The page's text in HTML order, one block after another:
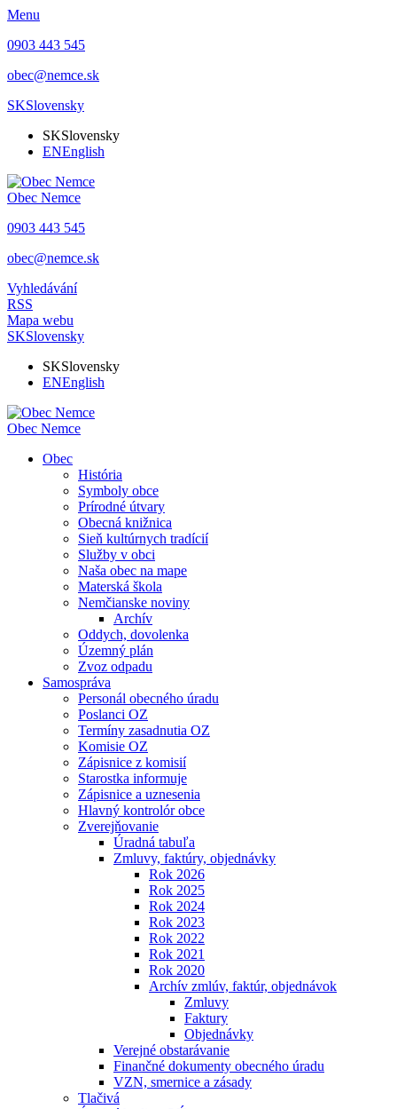
Menu
0903 443 545
obec@nemce.sk
SKSlovensky
SKSlovensky
ENEnglish
Obec Nemce
0903 443 545
obec@nemce.sk
Vyhledávání
RSS
Mapa webu
SKSlovensky
SKSlovensky
ENEnglish
Obec Nemce
Obec
História
Symboly obce
Prírodné útvary
Obecná knižnica
Sieň kultúrnych tradícií
Služby v obci
Naša obec na mape
Materská škola
Nemčianske noviny
Archív
Oddych, dovolenka
Územný plán
Zvoz odpadu
Samospráva
Personál obecného úradu
Poslanci OZ
Termíny zasadnutia OZ
Komisie OZ
Zápisnice z komisií
Starostka informuje
Zápisnice a uznesenia
Hlavný kontrolór obce
Zverejňovanie
Úradná tabuľa
Zmluvy, faktúry, objednávky
Rok 2026
Rok 2025
Rok 2024
Rok 2023
Rok 2022
Rok 2021
Rok 2020
Archív zmlúv, faktúr, objednávok
Zmluvy
Faktury
Objednávky
Verejné obstarávanie
Finančné dokumenty obecného úradu
VZN, smernice a zásady
Tlačivá